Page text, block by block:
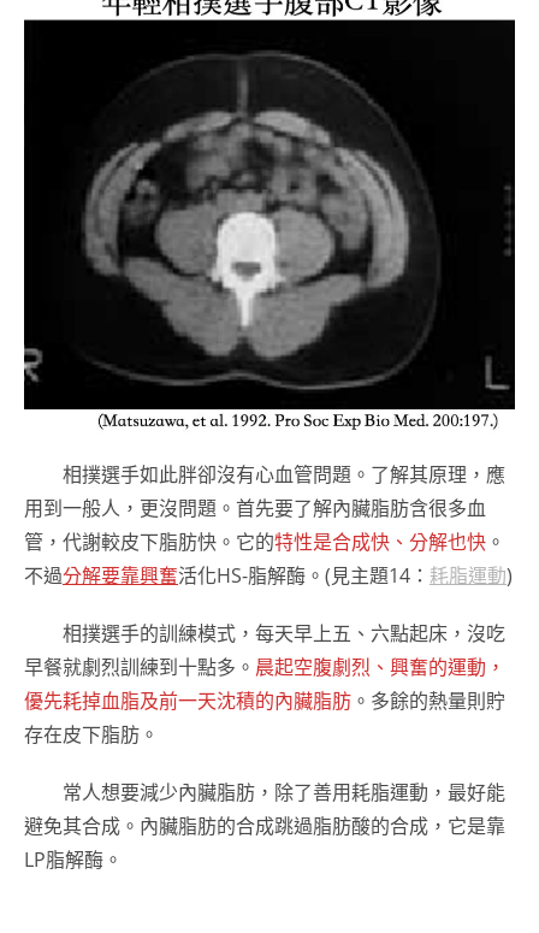
相撲選手如此胖卻沒有心血管問題。了解其原理，應
用到一般人，更沒問題。首先要了解內臟脂肪含很多血
管，代謝較皮下脂肪快。它的特性是合成快、分解也快 。
不過分解要靠興奮活化HS-脂解酶。(見主題14： 耗脂運動)
相撲選手的訓練模式，每天早上五、六點起床，沒吃
早餐就劇烈訓練到十點多。 晨起空腹劇烈、興奮的運動，
優先耗掉血脂及前一天沈積的內臟脂肪 。多餘的熱量則貯
存在皮下脂肪。
常人想要減少內臟脂肪，除了善用耗脂運動，最好能
避免其合成。內臟脂肪的合成跳過脂肪酸的合成，它是靠
LP脂解酶。